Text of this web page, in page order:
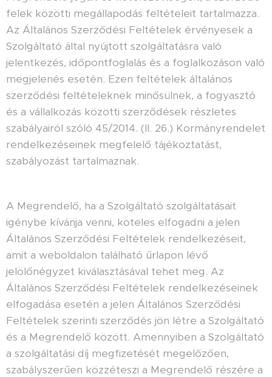
felek közötti megállapodás feltételeit tartalmazza.
Az Általános Szerződési Feltételek érvényesek a
Szolgáltató által nyújtott szolgáltatásra való
jelentkezés, időpontfoglalás és a foglalkozáson való
megjelenés esetén. Ezen feltételek általános
szerződési feltételeknek minősülnek, a fogyasztó
és a vállalkozás közötti szerződések részletes
szabályairól szóló 45/2014. (II. 26.) Kormányrendelet
rendelkezéseinek megfelelő tájékoztatást,
szabályozást tartalmaznak.
A Megrendelő, ha a Szolgáltató szolgáltatásait
igénybe kívánja venni, köteles elfogadni a jelen
Általános Szerződési Feltételek rendelkezéseit,
amit a weboldalon található űrlapon lévő
jelölőnégyzet kiválasztásával tehet meg. Az
Általános Szerződési Feltételek rendelkezéseinek
elfogadása esetén a jelen Általános Szerződési
Feltételek szerinti szerződés jön létre a Szolgáltató
és a Megrendelő között. Amennyiben a Szolgáltató
a szolgáltatási díj megfizetését megelőzően,
szabályszerűen közzéteszi a Megrendelő részére a